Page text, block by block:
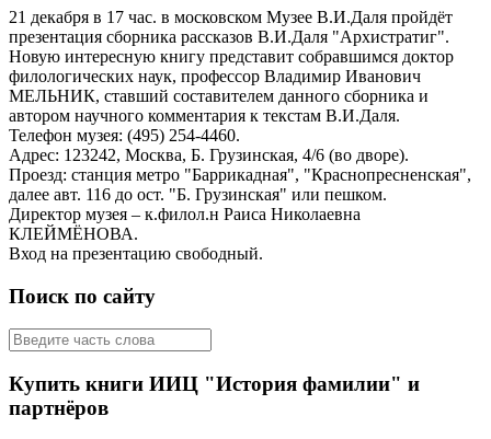
21 декабря в 17 час. в московском Музее В.И.Даля пройдёт
презентация сборника рассказов В.И.Даля "Архистратиг".
Новую интересную книгу представит собравшимся доктор
филологических наук, профессор Владимир Иванович
МЕЛЬНИК, ставший составителем данного сборника и
автором научного комментария к текстам В.И.Даля.
Телефон музея: (495) 254-4460.
Адрес: 123242, Москва, Б. Грузинская, 4/6 (во дворе).
Проезд: станция метро "Баррикадная", "Краснопресненская",
далее авт. 116 до ост. "Б. Грузинская" или пешком.
Директор музея – к.филол.н Раиса Николаевна
КЛЕЙМЁНОВА.
Вход на презентацию свободный.
Поиск по сайту
Купить книги ИИЦ "История фамилии" и
партнёров